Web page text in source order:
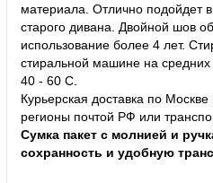
материала. Отлично подойдет в
старого дивана. Двойной шов
использование более 4 лет.
стиральной машине на
40 - 60 С.
Курьерская доставка по
регионы почтой РФ или
Сумка пакет с молнией и
сохранность и удобную